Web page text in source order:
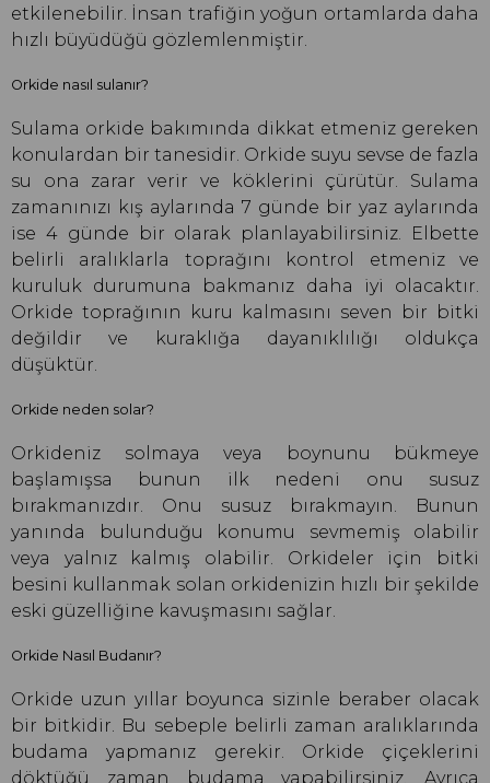
etkilenebilir. İnsan trafiğin yoğun ortamlarda daha
hızlı büyüdüğü gözlemlenmiştir.
Orkide nasıl sulanır?
Sulama orkide bakımında dikkat etmeniz gereken
konulardan bir tanesidir. Orkide suyu sevse de fazla
su ona zarar verir ve köklerini çürütür. Sulama
zamanınızı kış aylarında 7 günde bir yaz aylarında
ise 4 günde bir olarak planlayabilirsiniz. Elbette
belirli aralıklarla toprağını kontrol etmeniz ve
kuruluk durumuna bakmanız daha iyi olacaktır.
Orkide toprağının kuru kalmasını seven bir bitki
değildir ve kuraklığa dayanıklılığı oldukça
düşüktür.
Orkide neden solar?
Orkideniz solmaya veya boynunu bükmeye
başlamışsa bunun ilk nedeni onu susuz
bırakmanızdır. Onu susuz bırakmayın. Bunun
yanında bulunduğu konumu sevmemiş olabilir
veya yalnız kalmış olabilir. Orkideler için bitki
besini kullanmak solan orkidenizin hızlı bir şekilde
eski güzelliğine kavuşmasını sağlar.
Orkide Nasıl Budanır?
Orkide uzun yıllar boyunca sizinle beraber olacak
bir bitkidir. Bu sebeple belirli zaman aralıklarında
budama yapmanız gerekir. Orkide çiçeklerini
döktüğü zaman budama yapabilirsiniz. Ayrıca